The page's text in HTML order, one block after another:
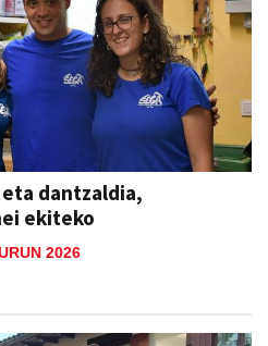
dantzaldia,
ekiteko
2026